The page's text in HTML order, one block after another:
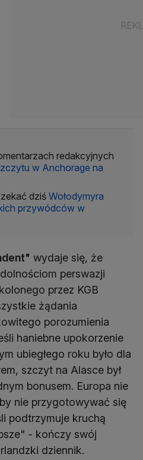
redakcyjnych
w Anchorage na
dziśWołodymyra
przywódców w
wydaje się, że
perswazji
przez KGB
żądania
porozumienia
haniebne upokorzenie
ubiegłego roku było dla
szczyt na Alasce był
bonusem. Europa nie
nie przygotowywać się
podtrzymuje kruchą
- kończy swój
dziennik.